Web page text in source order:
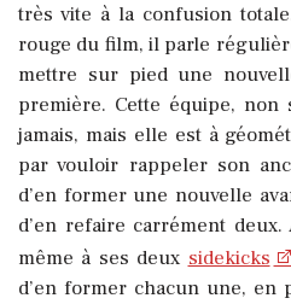
très vite à la confusion
rouge du film, il parle
mettre sur pied une
première. Cette équipe,
jamais, mais elle est à
par vouloir rappeler son
d’en former une nouvelle
d’en refaire carrément
même à ses deux sidekicks
d’en former chacun une, en